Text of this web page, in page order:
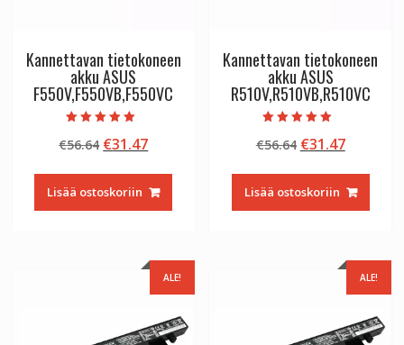
Kannettavan tietokoneen
akku ASUS
F550V,F550VB,F550VC
tuotteesta:
5.00
€56.64 Alkuperäinen
oli:
€56.64.
€31.47Nykyinen
on:
€31.47.
Lisää ostoskoriin
Kannettavan tietokoneen
akku ASUS
R510V,R510VB,R510VC
tuotteesta:
5.00
€56.64 Alkuperäinen
oli:
€56.64.
€31.47
on:
€31.47.
Lisää ostoskoriin
ALE! ALE!